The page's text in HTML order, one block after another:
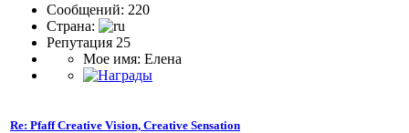
Сообщений: 220
Страна:
Репутация 25
Мое имя: Елена
Re: Pfaff Creative Vision, Creative Sensation